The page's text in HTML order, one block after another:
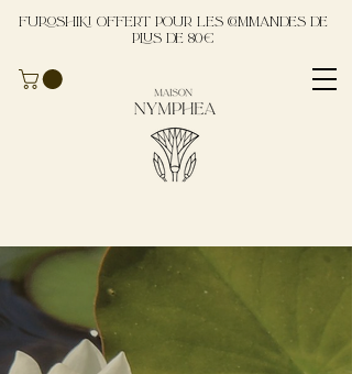
Furoshiki offert pour les commandes de
plus de 80€